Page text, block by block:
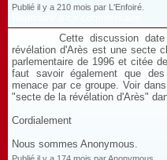
Publié il y a 210 mois par L'Enfoiré.
Cette discussion
révélation d'Arès est une secte
parlementaire de 1996 et citée
faut savoir également que
menace par ce groupe. Voir
"secte de la révélation d'Arès"
Cordialement
Nous sommes Anonymous.